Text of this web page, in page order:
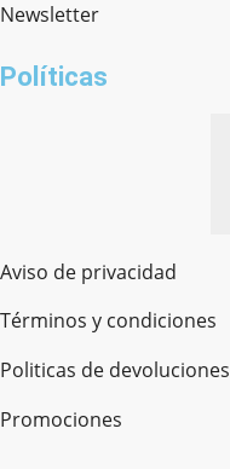
Newsletter
Políticas
Aviso de privacidad
Términos y condiciones
Politicas de devoluciones
Promociones